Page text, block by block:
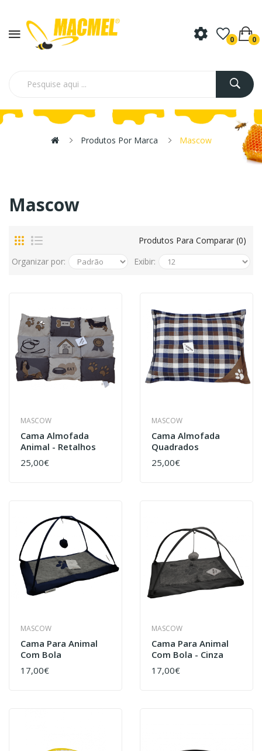
0 0
Produtos Por Marca Mascow
Mascow
Produtos Para Comparar (0)
Organizar por:
Exibir:
MASCOW
Cama Almofada
Animal - Retalhos
25,00€
MASCOW
Cama Almofada
Quadrados
25,00€
MASCOW
Cama Para Animal
Com Bola
17,00€
MASCOW
Cama Para Animal
Com Bola - Cinza
17,00€